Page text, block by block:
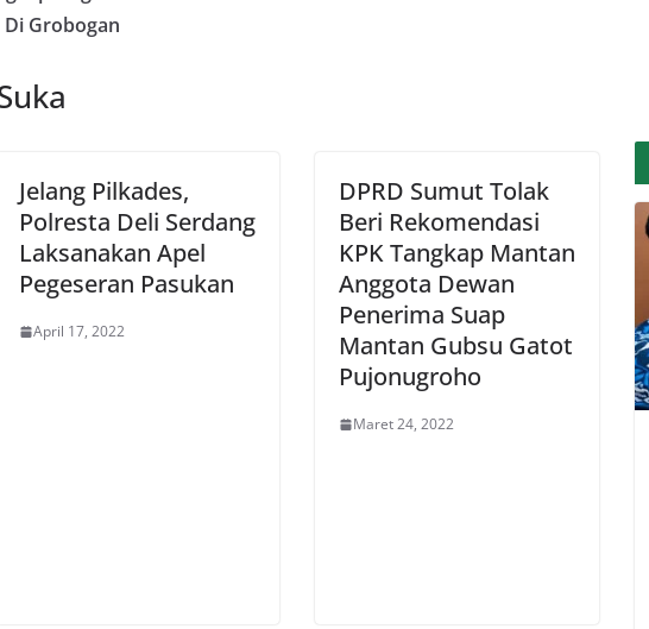
Di Grobogan
Jelang Pilkades,
Polresta Deli Serdang
Laksanakan Apel
Pegeseran Pasukan
April 17, 2022
DPRD Sumut Tolak
Beri Rekomendasi
KPK Tangkap Mantan
Anggota Dewan
Penerima Suap
Mantan Gubsu Gatot
Pujonugroho
Maret 24, 2022